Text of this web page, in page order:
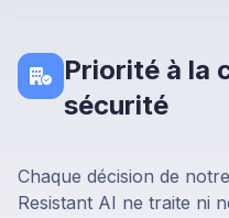
Priorité à la
sécurité
Chaque décision de
Resistant AI ne traite ni